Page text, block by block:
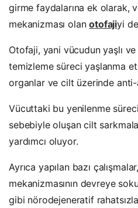
girme faydalarına ek olarak,
mekanizması olanotofajiyi
Otofaji, yani vücudun yaşlı
temizleme süreci yaşlanma
organlar ve cilt üzerinde
Vücuttaki bu yenilenme
sebebiyle oluşan cilt
yardımcı oluyor.
Ayrıca yapılan bazı
mekanizmasının devreye
gibi nörodejeneratif